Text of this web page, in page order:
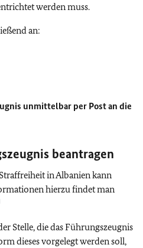
werden muss.
an:
unmittelbar per Post an die
beantragen
in Albanien kann
hierzu findet man
Stelle, die das Führungszeugnis
dieses vorgelegt werden soll,